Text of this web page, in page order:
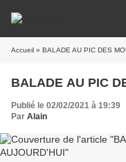
Accueil » BALADE AU PIC DES
BALADE AU PIC
Publié le 02/02/2021 à 19:39
Par Alain